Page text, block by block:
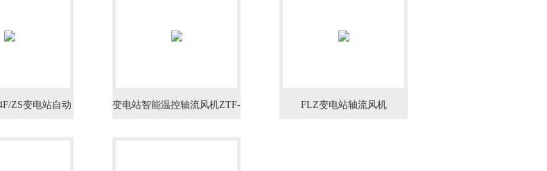
ZS变电站自动 变电站智能温控轴流风机ZTF- FLZ变电站轴流风机